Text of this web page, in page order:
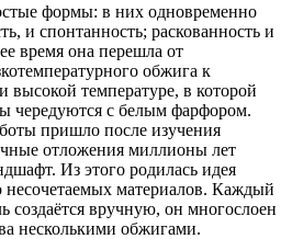
формы: в них одновременно
и спонтанность; раскованность и
время она перешла от
обжига к
высокой температуре, в которой
чередуются с белым фарфором.
пришло после изучения
отложения миллионы лет
Из этого родилась идея
материалов. Каждый
создаётся вручную, он многослоен
несколькими обжигами.